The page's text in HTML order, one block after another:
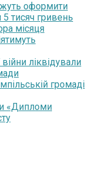
оформити
тисяч гривень
місяця
ліквідували
громаді
«Дипломи